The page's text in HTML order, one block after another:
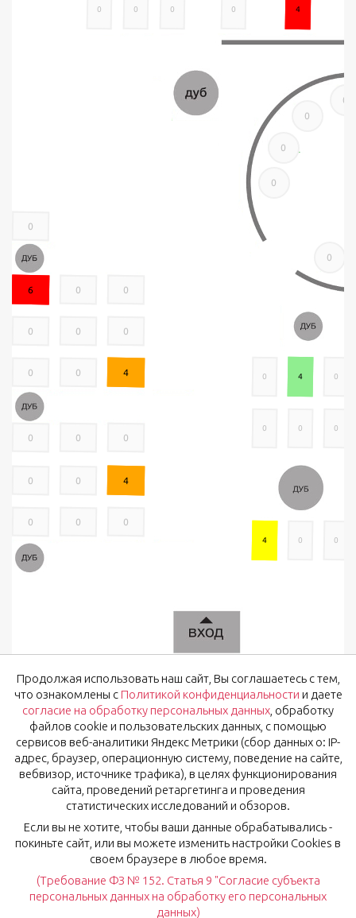
0 0 0 0 4
0
6 0 0
0 0 0
0 0 4
0 0 0
0 0 4
0 0 0
0 4 0
0 0 0
4 0 0
0
0
0
0
0
Продолжая использовать наш сайт, Вы соглашаетесь с тем,
что ознакомлены с Политикой конфиденциальности и даете
согласие на обработку персональных данных , обработку
файлов cookie и пользовательских данных, с помощью
сервисов веб-аналитики Яндекс Метрики (сбор данных о: IP-
адрес, браузер, операционную систему, поведение на сайте,
вебвизор, источнике трафика), в целях функционирования
сайта, проведений ретаргетинга и проведения
статистических исследований и обзоров.
Если вы не хотите, чтобы ваши данные обрабатывались -
покиньте сайт, или вы можете изменить настройки Cookies в
своем браузере в любое время.
(Требование ФЗ № 152. Статья 9 "Согласие субъекта
персональных данных на обработку его персональных
данных)